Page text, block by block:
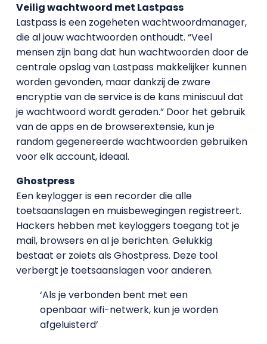
Veilig wachtwoord met Lastpass
Lastpass is een zogeheten wachtwoordmanager,
die al jouw wachtwoorden onthoudt. “Veel
mensen zijn bang dat hun wachtwoorden door de
centrale opslag van Lastpass makkelijker kunnen
worden gevonden, maar dankzij de zware
encryptie van de service is de kans miniscuul dat
je wachtwoord wordt geraden.” Door het gebruik
van de apps en de browserextensie, kun je
random gegenereerde wachtwoorden gebruiken
voor elk account, ideaal.
Ghostpress
Een keylogger is een recorder die alle
toetsaanslagen en muisbewegingen registreert.
Hackers hebben met keyloggers toegang tot je
mail, browsers en al je berichten. Gelukkig
bestaat er zoiets als Ghostpress. Deze tool
verbergt je toetsaanslagen voor anderen.
‘Als je verbonden bent met een
openbaar wifi-netwerk, kun je worden
afgeluisterd’